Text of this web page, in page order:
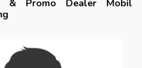
& Promo Dealer Mobil